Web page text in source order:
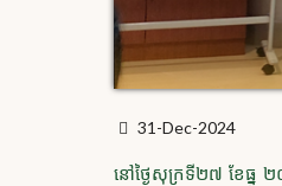
31-Dec-2024
នៅថ្ងៃសុក្រទី២៧ ខែធ្នូ